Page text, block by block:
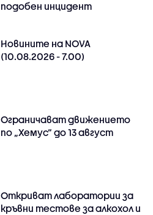
подобен инцидент
Новините на NOVA
(10.08.2026 - 7.00)
Ограничават движението
по „Хемус“ до 13 август
Откриват лаборатории за
кръвни тестове за алкохол и